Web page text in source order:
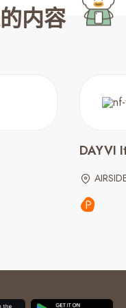
内容
DAYVI